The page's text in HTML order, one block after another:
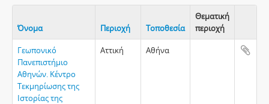
Όνομα Περιοχή Τοποθεσία
Θεματική
περιοχή
Γεωπονικό
Πανεπιστήμιο
Αθηνών. Κέντρο
Τεκμηρίωσης της
Ιστορίας της
Αττική Αθήνα